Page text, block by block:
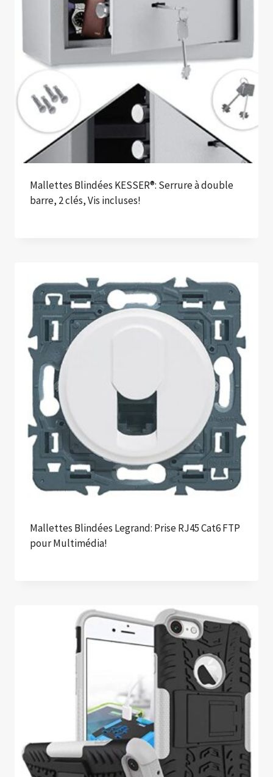
Mallettes Blindées KESSER®: Serrure à double
barre, 2 clés, Vis incluses!
Mallettes Blindées Legrand: Prise RJ45 Cat6 FTP
pour Multimédia!